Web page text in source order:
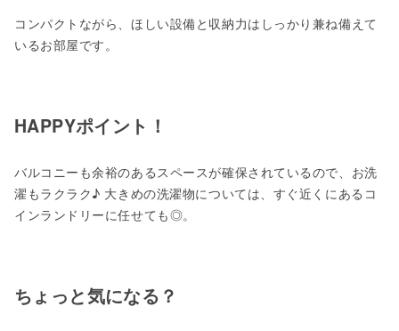
コンパクトながら、ほしい設備と収納力はしっかり兼ね備えて
いるお部屋です。
HAPPYポイント！
バルコニーも余裕のあるスペースが確保されているので、お洗
濯もラクラク♪ 大きめの洗濯物については、すぐ近くにあるコ
インランドリーに任せても◎。
ちょっと気になる？